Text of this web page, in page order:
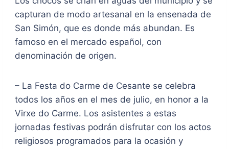
capturan de modo artesanal en la ensenada de
San Simón, que es donde más abundan. Es
famoso en el mercado español, con
denominación de origen.
– La Festa do Carme de Cesante se celebra
todos los años en el mes de julio, en honor a la
Virxe do Carme. Los asistentes a estas
jornadas festivas podrán disfrutar con los actos
religiosos programados para la ocasión y